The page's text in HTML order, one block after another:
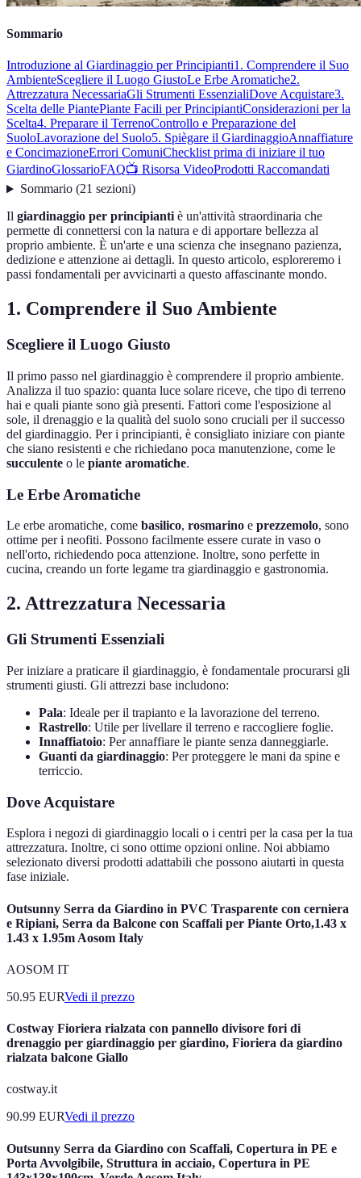
Sommario
Introduzione al Giardinaggio per Principianti1. Comprendere il Suo
AmbienteScegliere il Luogo GiustoLe Erbe Aromatiche2.
Attrezzatura NecessariaGli Strumenti EssenzialiDove Acquistare3.
Scelta delle PiantePiante Facili per PrincipiantiConsiderazioni per la
Scelta4. Preparare il TerrenoControllo e Preparazione del
SuoloLavorazione del Suolo5. Spiègare il GiardinaggioAnnaffiature
e ConcimazioneErrori ComuniChecklist prima di iniziare il tuo
GiardinoGlossarioFAQ📺 Risorsa VideoProdotti Raccomandati
Sommario(21 sezioni)
Il giardinaggio per principiantiè un'attività straordinaria che
permette di connettersi con la natura e di apportare bellezza al
proprio ambiente. È un'arte e una scienza che insegnano pazienza,
dedizione e attenzione ai dettagli. In questo articolo, esploreremo i
passi fondamentali per avvicinarti a questo affascinante mondo.
1. Comprendere il Suo Ambiente
Scegliere il Luogo Giusto
Il primo passo nel giardinaggio è comprendere il proprio ambiente.
Analizza il tuo spazio: quanta luce solare riceve, che tipo di terreno
hai e quali piante sono già presenti. Fattori come l'esposizione al
sole, il drenaggio e la qualità del suolo sono cruciali per il successo
del giardinaggio. Per i principianti, è consigliato iniziare con piante
che siano resistenti e che richiedano poca manutenzione, come le
succulente o le piante aromatiche.
Le Erbe Aromatiche
Le erbe aromatiche, come basilico, rosmarino e prezzemolo, sono
ottime per i neofiti. Possono facilmente essere curate in vaso o
nell'orto, richiedendo poca attenzione. Inoltre, sono perfette in
cucina, creando un forte legame tra giardinaggio e gastronomia.
2. Attrezzatura Necessaria
Gli Strumenti Essenziali
Per iniziare a praticare il giardinaggio, è fondamentale procurarsi gli
strumenti giusti. Gli attrezzi base includono:
Pala: Ideale per il trapianto e la lavorazione del terreno.
Rastrello: Utile per livellare il terreno e raccogliere foglie.
Innaffiatoio: Per annaffiare le piante senza danneggiarle.
Guanti da giardinaggio: Per proteggere le mani da spine e
terriccio.
Dove Acquistare
Esplora i negozi di giardinaggio locali o i centri per la casa per la tua
attrezzatura. Inoltre, ci sono ottime opzioni online. Noi abbiamo
selezionato diversi prodotti adattabili che possono aiutarti in questa
fase iniziale.
Outsunny Serra da Giardino in PVC Trasparente con cerniera
e Ripiani, Serra da Balcone con Scaffali per Piante Orto,1.43 x
1.43 x 1.95m Aosom Italy
AOSOM IT
50.95 EURVedi il prezzo
Costway Fioriera rialzata con pannello divisore fori di
drenaggio per giardinaggio per giardino, Fioriera da giardino
rialzata balcone Giallo
costway.it
90.99 EURVedi il prezzo
Outsunny Serra da Giardino con Scaffali, Copertura in PE e
Porta Avvolgibile, Struttura in acciaio, Copertura in PE